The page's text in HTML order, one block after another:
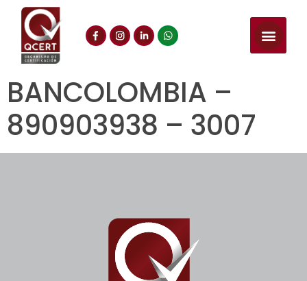
BANCOLOMBIA –
890903938 – 3007